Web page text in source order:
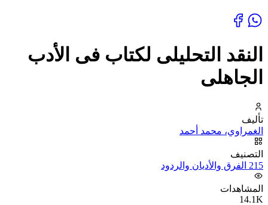
النقد التحليلى لكتاب فى الأدب
الجاهلى
تأليف
الغمراوي، محمد أحمد
التصنيف
215 الفرق والأديان والردود
المشاهدات
14.1K